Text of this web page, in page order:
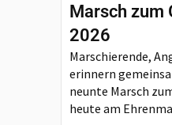
Marsch zum
2026
Marschierende,
erinnern
neunte Marsch
heute am